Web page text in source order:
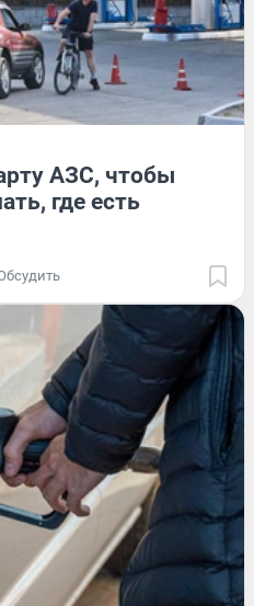
АЗС, чтобы
где есть